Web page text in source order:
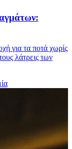
για τα ποτά χωρίς
λάτρεις των